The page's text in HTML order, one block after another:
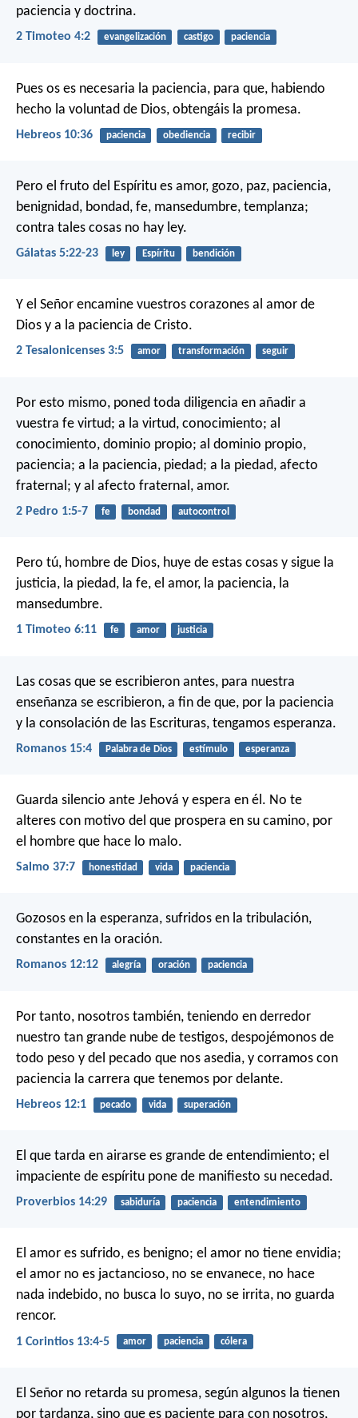
paciencia y doctrina.
2 Timoteo 4:2 evangelización castigo paciencia
Pues os es necesaria la paciencia, para que, habiendo
hecho la voluntad de Dios, obtengáis la promesa.
Hebreos 10:36 paciencia obediencia recibir
Pero el fruto del Espíritu es amor, gozo, paz, paciencia,
benignidad, bondad, fe, mansedumbre, templanza;
contra tales cosas no hay ley.
Gálatas 5:22-23 ley Espíritu bendición
Y el Señor encamine vuestros corazones al amor de
Dios y a la paciencia de Cristo.
2 Tesalonicenses 3:5 amor transformación seguir
Por esto mismo, poned toda diligencia en añadir a
vuestra fe virtud; a la virtud, conocimiento; al
conocimiento, dominio propio; al dominio propio,
paciencia; a la paciencia, piedad; a la piedad, afecto
fraternal; y al afecto fraternal, amor.
2 Pedro 1:5-7 fe bondad autocontrol
Pero tú, hombre de Dios, huye de estas cosas y sigue la
justicia, la piedad, la fe, el amor, la paciencia, la
mansedumbre.
1 Timoteo 6:11 fe amor justicia
Las cosas que se escribieron antes, para nuestra
enseñanza se escribieron, a fin de que, por la paciencia
y la consolación de las Escrituras, tengamos esperanza.
Romanos 15:4 Palabra de Dios estímulo esperanza
Guarda silencio ante Jehová y espera en él. No te
alteres con motivo del que prospera en su camino, por
el hombre que hace lo malo.
Salmo 37:7 honestidad vida paciencia
Gozosos en la esperanza, sufridos en la tribulación,
constantes en la oración.
Romanos 12:12 alegría oración paciencia
Por tanto, nosotros también, teniendo en derredor
nuestro tan grande nube de testigos, despojémonos de
todo peso y del pecado que nos asedia, y corramos con
paciencia la carrera que tenemos por delante.
Hebreos 12:1 pecado vida superación
El que tarda en airarse es grande de entendimiento; el
impaciente de espíritu pone de manifiesto su necedad.
Proverbios 14:29 sabiduría paciencia entendimiento
El amor es sufrido, es benigno; el amor no tiene envidia;
el amor no es jactancioso, no se envanece, no hace
nada indebido, no busca lo suyo, no se irrita, no guarda
rencor.
1 Corintios 13:4-5 amor paciencia cólera
El Señor no retarda su promesa, según algunos la tienen
por tardanza, sino que es paciente para con nosotros,